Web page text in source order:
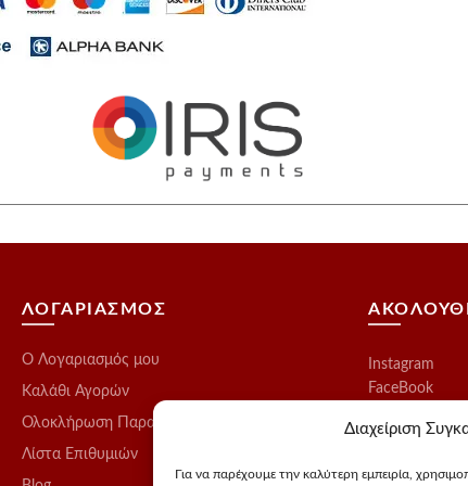
Διαχείριση
Για να παρέχουμε την καλύτερη εμπειρία,
ΛΟΓΑΡΙΑΣΜΟΣ
O Λογαριασμός μου
Καλάθι Αγορών
Ολοκλήρωση Παραγγελίας
Λίστα Επιθυμιών
Instagram
FaceBook